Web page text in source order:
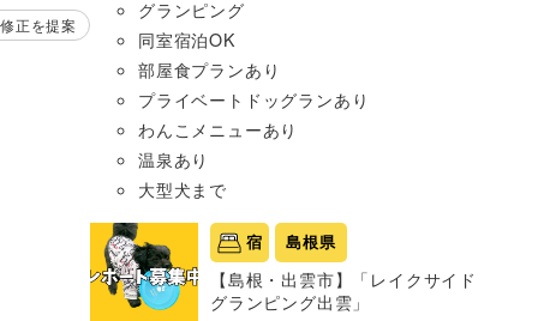
正を提案
グランピング
同室宿泊OK
部屋食プランあり
プライベートドッグランあり
わんこメニューあり
温泉あり
大型犬まで
宿 島根県
【島根・出雲市】「レイクサイド
グランピング出雲」